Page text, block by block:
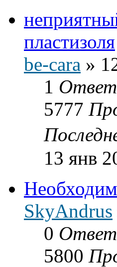
пластизоля
be-cara »
1
5777
13 янв
SkyAndrus
0
5800